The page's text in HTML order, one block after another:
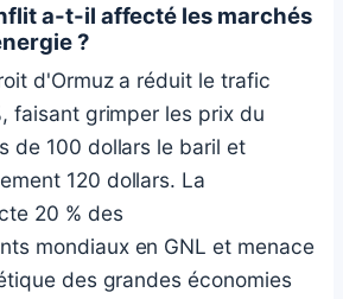
a-t-il affecté les marchés
?
d'Ormuz a réduit le trafic
faisant grimper les prix du
de 100 dollars le baril et
120 dollars. La
20 % des
mondiaux en GNL et menace
des grandes économies